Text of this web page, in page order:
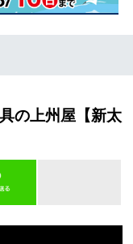
の上州屋【新太